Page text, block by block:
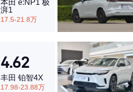
本田 e:NP1 极
湃1
17.5-21.8万
4.62
丰田 铂智4X
17.98-23.88万